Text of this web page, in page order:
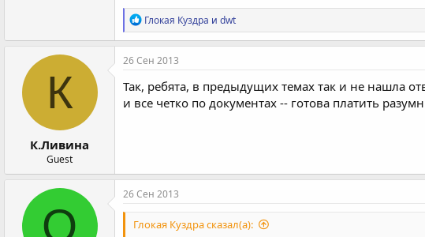
Р
е
а
к
и
и
:
Глокая Куздра и dwt
К
К.Ливина
Guest
26 Сен 2013
Так, ребята, в предыдущих темах так и не нашла
и все четко по документах -- готова платить
O
26 Сен 2013
Глокая Куздра сказал(а):